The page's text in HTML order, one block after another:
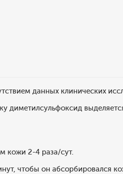
данных клинических
диметилсульфоксид
кожи 2-4 раза/сут.
чтобы он абсорбировался